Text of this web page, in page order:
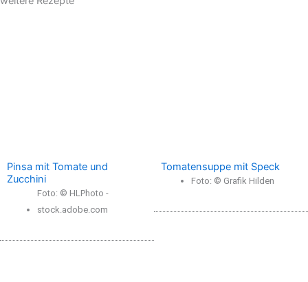
Pinsa mit Tomate und
Zucchini
Foto: © HLPhoto -
stock.adobe.com
Tomatensuppe mit Speck
Foto: © Grafik Hilden